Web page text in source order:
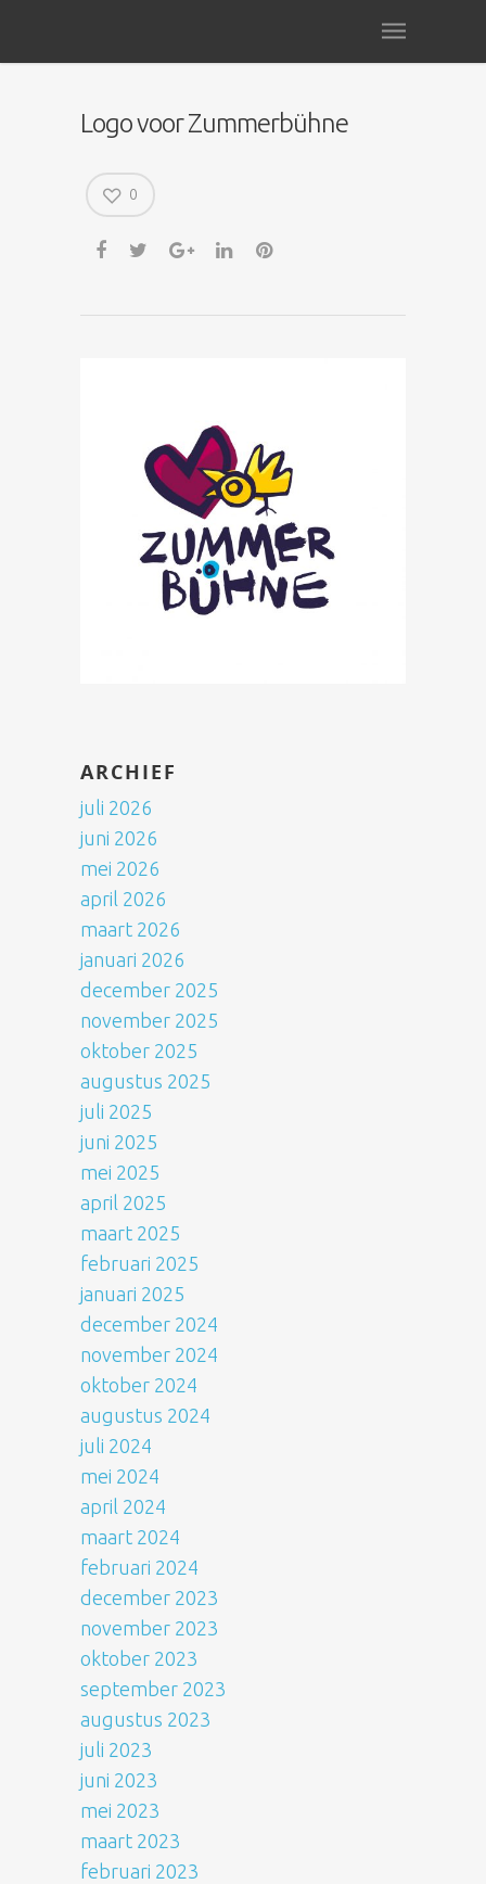
Logo voor Zummerbühne
0
ARCHIEF
juli 2026
juni 2026
mei 2026
april 2026
maart 2026
januari 2026
december 2025
november 2025
oktober 2025
augustus 2025
juli 2025
juni 2025
mei 2025
april 2025
maart 2025
februari 2025
januari 2025
december 2024
november 2024
oktober 2024
augustus 2024
juli 2024
mei 2024
april 2024
maart 2024
februari 2024
december 2023
november 2023
oktober 2023
september 2023
augustus 2023
juli 2023
juni 2023
mei 2023
maart 2023
februari 2023